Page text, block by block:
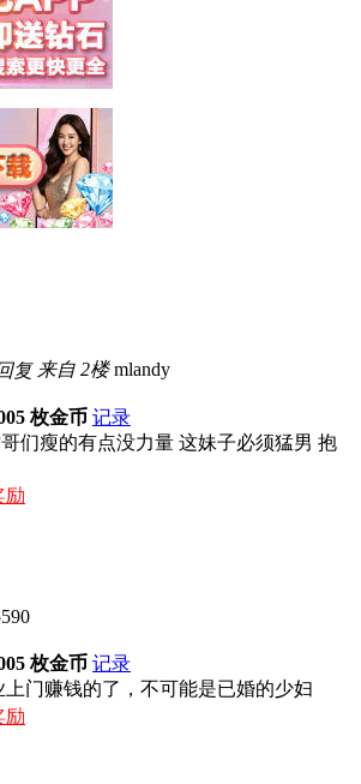
来自 2楼 mlandy
枚金币 记录
们瘦的有点没力量 这妹子必须猛男 抱
励
枚金币 记录
门赚钱的了，不可能是已婚的少妇
励